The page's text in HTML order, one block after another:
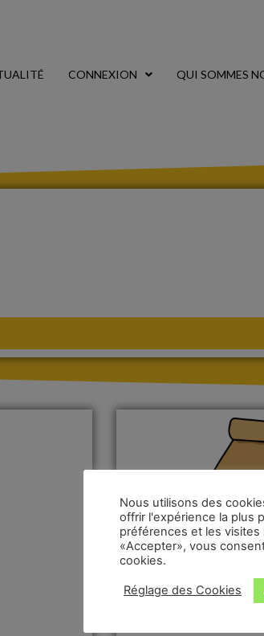
CONNEXION QUI SOMMES
Nous utilisons des
offrir l'expérience la plus
préférences et les
«Accepter», vous
cookies.
Réglage des Cookies